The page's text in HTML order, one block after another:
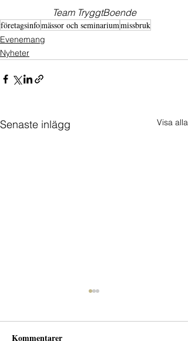
Team TryggtBoende
företagsinfomässor och seminariummissbruk
Evenemang
Nyheter
Senaste inlägg Visa alla
Kommentarer